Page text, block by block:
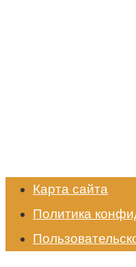
Карта сайта
Политика